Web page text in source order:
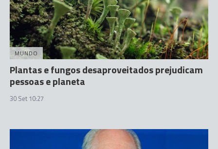
MUNDO
Plantas e fungos desaproveitados prejudicam
pessoas e planeta
30 Set 10:27